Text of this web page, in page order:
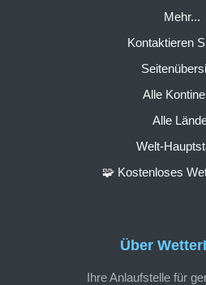
Über
Ihre Anlaufstelle für
Mehr...
Kontaktieren
Alle
Alle
Welt-
🧩 Kostenloses